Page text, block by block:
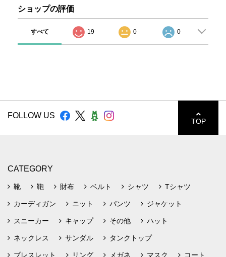
ショップの評価
すべて 19 0 0
FOLLOW US
TOP
CATEGORY
靴 鞄 財布 ベルト シャツ Tシャツ
カーディガン ニット パンツ ジャケット
スニーカー キャップ その他 ハット
ネックレス サンダル タンクトップ
ブレスレット リング メガネ マスク コート